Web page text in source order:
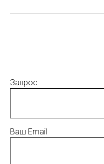
Запрос
Ваш Email